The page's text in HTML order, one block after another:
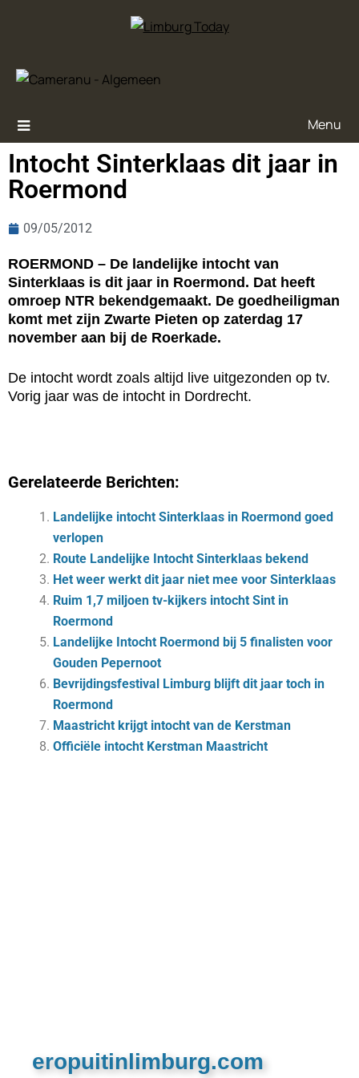
Menu
Intocht Sinterklaas dit jaar in
Roermond
09/05/2012
ROERMOND – De landelijke intocht van
Sinterklaas is dit jaar in Roermond. Dat heeft
omroep NTR bekendgemaakt. De goedheiligman
komt met zijn Zwarte Pieten op zaterdag 17
november aan bij de Roerkade.
De intocht wordt zoals altijd live uitgezonden op tv.
Vorig jaar was de intocht in Dordrecht.
Gerelateerde Berichten:
Landelijke intocht Sinterklaas in Roermond goed
verlopen
Route Landelijke Intocht Sinterklaas bekend
Het weer werkt dit jaar niet mee voor Sinterklaas
Ruim 1,7 miljoen tv-kijkers intocht Sint in
Roermond
Landelijke Intocht Roermond bij 5 finalisten voor
Gouden Pepernoot
Bevrijdingsfestival Limburg blijft dit jaar toch in
Roermond
Maastricht krijgt intocht van de Kerstman
Officiële intocht Kerstman Maastricht
eropuitinlimburg.com